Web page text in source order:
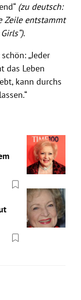
(zu deutsch:
Zeile entstammt
.
„Jeder
das Leben
kann durchs